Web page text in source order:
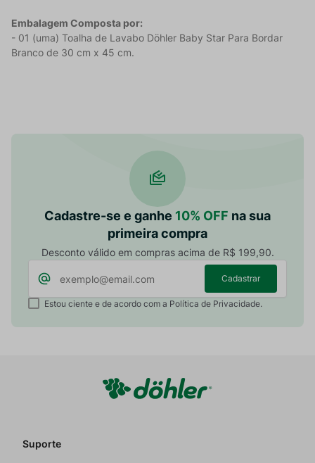
Embalagem Composta por:
- 01 (uma) Toalha de Lavabo Döhler Baby Star Para Bordar
Branco de 30 cm x 45 cm.
Cadastre-se e ganhe 10% OFF na sua
primeira compra
Desconto válido em compras acima de R$ 199,90.
Cadastrar
Estou ciente e de acordo com a Política de Privacidade.
Suporte